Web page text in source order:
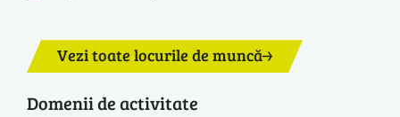
Vezi toate locurile de muncă
Domenii de activitate